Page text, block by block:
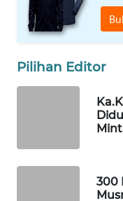
Pilihan Editor
300
WATCH
MKLI